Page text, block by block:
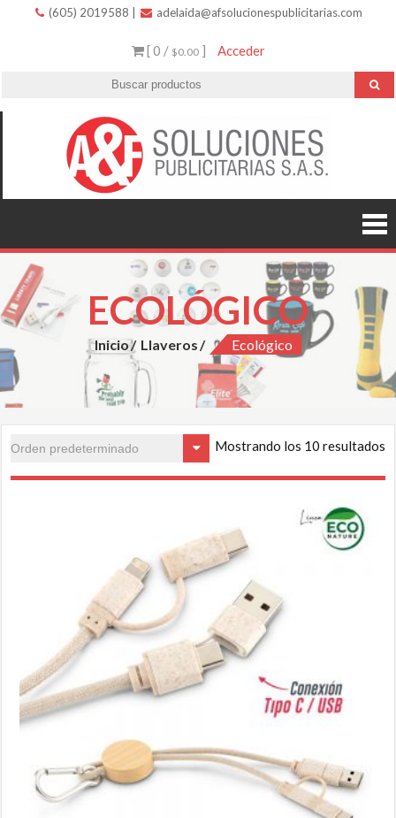
(605) 2019588 adelaida@afsolucionespublicitarias.com
[ 0 / $0.00] Acceder
ECOLÓGICO
Inicio Llaveros Ecológico
Mostrando los 10 resultados